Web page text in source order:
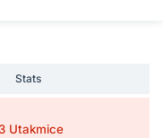
Stats
Utakmice